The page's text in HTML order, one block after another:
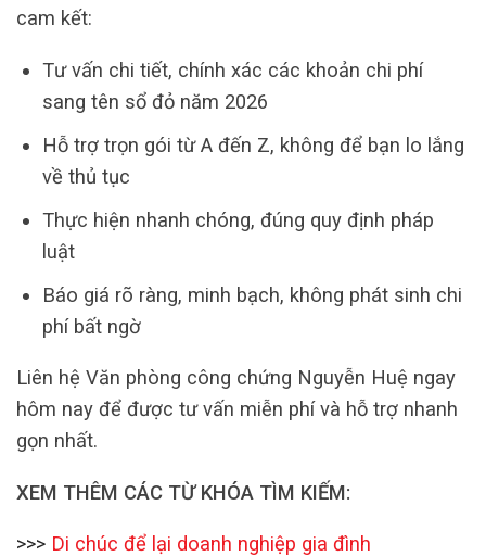
cam kết:
Tư vấn chi tiết, chính xác các khoản chi phí
sang tên sổ đỏ năm 2026
Hỗ trợ trọn gói từ A đến Z, không để bạn lo lắng
về thủ tục
Thực hiện nhanh chóng, đúng quy định pháp
luật
Báo giá rõ ràng, minh bạch, không phát sinh chi
phí bất ngờ
Liên hệ Văn phòng công chứng Nguyễn Huệ ngay
hôm nay để được tư vấn miễn phí và hỗ trợ nhanh
gọn nhất.
XEM THÊM CÁC TỪ KHÓA TÌM KIẾM:
>>> Di chúc để lại doanh nghiệp gia đình